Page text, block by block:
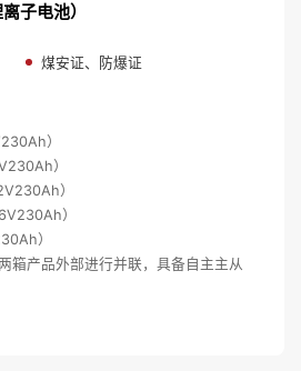
子电池）
煤安证、防爆证
）
）
）
）
）
箱产品外部进行并联，具备自主主从